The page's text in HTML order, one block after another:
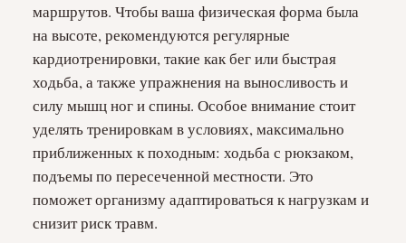
маршрутов. Чтобы ваша физическая форма была
на высоте, рекомендуются регулярные
кардиотренировки, такие как бег или быстрая
ходьба, а также упражнения на выносливость и
силу мышц ног и спины. Особое внимание стоит
уделять тренировкам в условиях, максимально
приближенных к походным: ходьба с рюкзаком,
подъемы по пересеченной местности. Это
поможет организму адаптироваться к нагрузкам и
снизит риск травм.